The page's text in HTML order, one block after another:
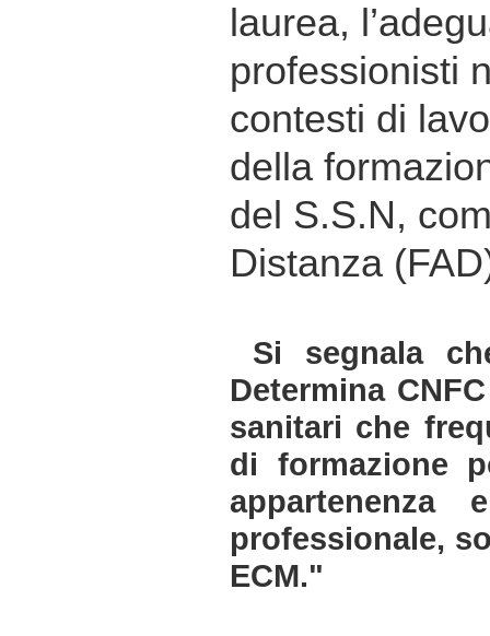
laurea,
professionisti
contesti di
della
del S.S.N,
Distanza
Si segnala
Determina
sanitari che
di formazione
appartenenza
professionale,
ECM."